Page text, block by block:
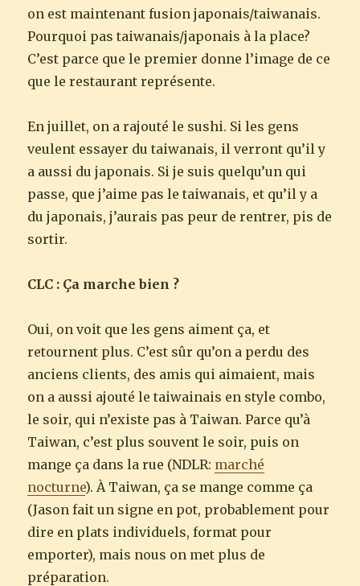
on est maintenant fusion japonais/taiwanais.
Pourquoi pas taiwanais/japonais à la place?
C’est parce que le premier donne l’image de ce
que le restaurant représente.
En juillet, on a rajouté le sushi. Si les gens
veulent essayer du taiwanais, il verront qu’il y
a aussi du japonais. Si je suis quelqu’un qui
passe, que j’aime pas le taiwanais, et qu’il y a
du japonais, j’aurais pas peur de rentrer, pis de
sortir.
CLC : Ça marche bien ?
Oui, on voit que les gens aiment ça, et
retournent plus. C’est sûr qu’on a perdu des
anciens clients, des amis qui aimaient, mais
on a aussi ajouté le taiwainais en style combo,
le soir, qui n’existe pas à Taiwan. Parce qu’à
Taiwan, c’est plus souvent le soir, puis on
mange ça dans la rue (NDLR: marché
nocturne). À Taiwan, ça se mange comme ça
(Jason fait un signe en pot, probablement pour
dire en plats individuels, format pour
emporter), mais nous on met plus de
préparation.